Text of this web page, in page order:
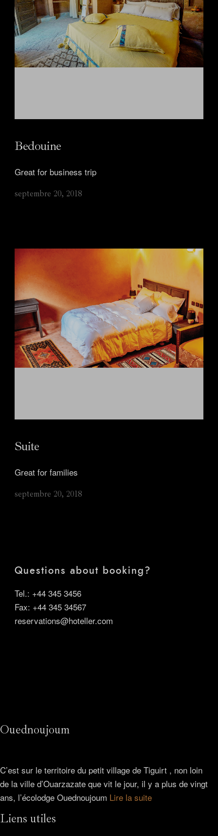
Bedouine
Great for business trip
septembre 20, 2018
Suite
Great for families
septembre 20, 2018
Questions about booking?
Tel.: +44 345 3456
Fax: +44 345 34567
reservations@hoteller.com
Ouednoujoum
C’est sur le territoire du petit village de Tiguirt , non loin
de la ville d’Ouarzazate que vit le jour, il y a plus de vingt
ans, l’écolodge Ouednoujoum Lire la suite
Liens utiles